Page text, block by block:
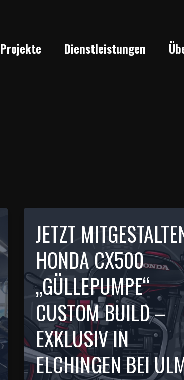
Projekte Dienstleistungen
JETZT
HONDA CX500
„GÜLLEPUMPE“
CUSTOM BUILD –
EXKLUSIV IN
ELCHINGEN BEI